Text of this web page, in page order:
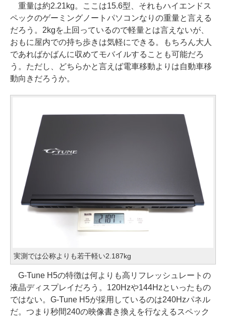
重量は約2.21kg。ここは15.6型、それもハイエンドス
ペックのゲーミングノートパソコンなりの重量と言える
だろう。2kgを上回っているので軽量とは言えないが、
おもに屋内での持ち歩きは気軽にできる。もちろん大人
であればかばんに収めてモバイルすることも可能だろ
う。ただし、どちらかと言えば電車移動よりは自動車移
動向きだろうか。
実測では公称よりも若干軽い2.187kg
G-Tune H5の特徴は何よりも高リフレッシュレートの
液晶ディスプレイだろう。120Hzや144Hzといったもの
ではない。G-Tune H5が採用しているのは240Hzパネル
だ。つまり秒間240の映像書き換えを行なえるスペック